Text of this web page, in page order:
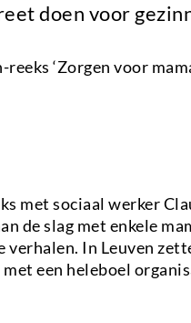
doen voor
‘Zorgen voor
met sociaal werker
de slag met enkele
verhalen. In Leuven
een heleboel